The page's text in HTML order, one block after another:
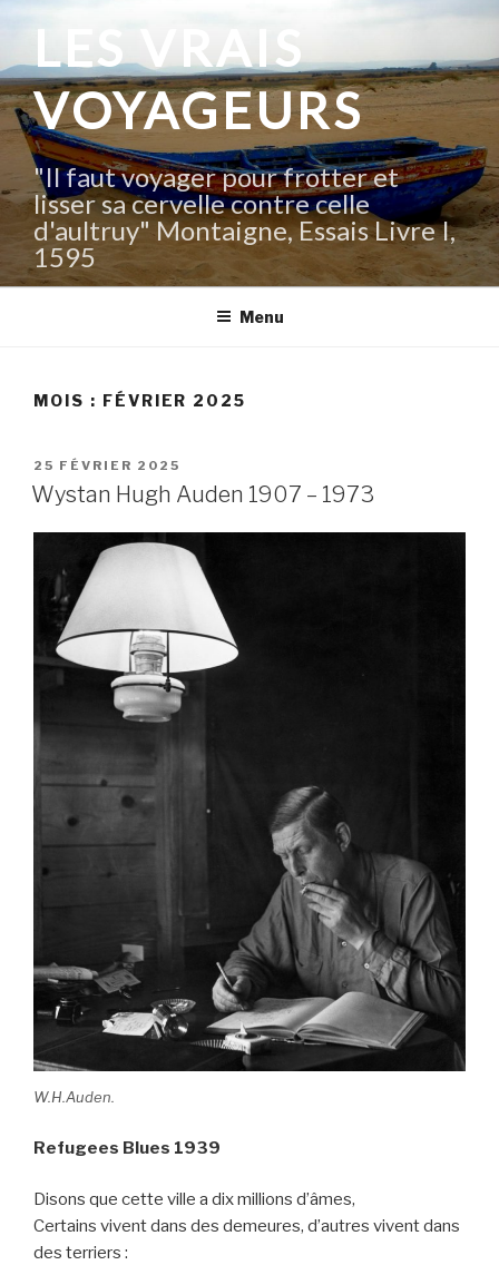
contenu
principal
LES VRAIS
VOYAGEURS
"Il faut voyager pour frotter et
lisser sa cervelle contre celle
d'aultruy" Montaigne, Essais Livre I,
1595
Menu
MOIS : FÉVRIER 2025
PUBLIÉ
LE
25 FÉVRIER 2025
Wystan Hugh Auden 1907 – 1973
W.H.Auden.
Refugees Blues 1939
Disons que cette ville a dix millions d’âmes,
Certains vivent dans des demeures, d’autres vivent dans
des terriers :